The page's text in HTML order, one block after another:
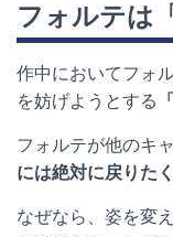
フォルテは
作中においてフォ
を妨げようとする
フォルテが他のキ
には絶対に戻りた
なぜなら、姿を変